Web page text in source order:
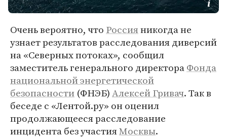
Очень вероятно, что Россияникогда не
узнает результатов расследования диверсий
на «Северных потоках», сообщил
заместитель генерального директораФонда
национальной энергетической
безопасности (ФНЭБ)Алексей Гривач. Так в
беседе с «Лентой.ру» он оценил
продолжающееся расследование
инцидента без участияМосквы.